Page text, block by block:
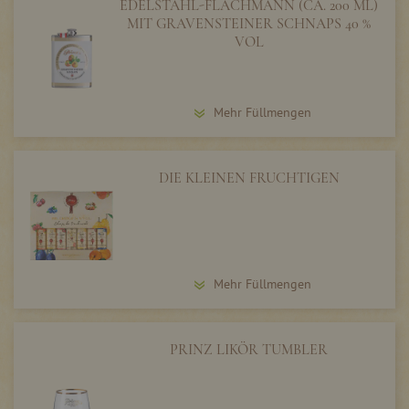
EDELSTAHL-FLACHMANN (CA. 200 ML)
MIT GRAVENSTEINER SCHNAPS 40 %
VOL
Mehr Füllmengen
DIE KLEINEN FRUCHTIGEN
Mehr Füllmengen
PRINZ LIKÖR TUMBLER